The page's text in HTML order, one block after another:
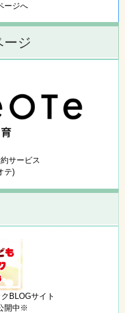
ージへ
ージ
サービス
テ)
BLOGサイト
開中※